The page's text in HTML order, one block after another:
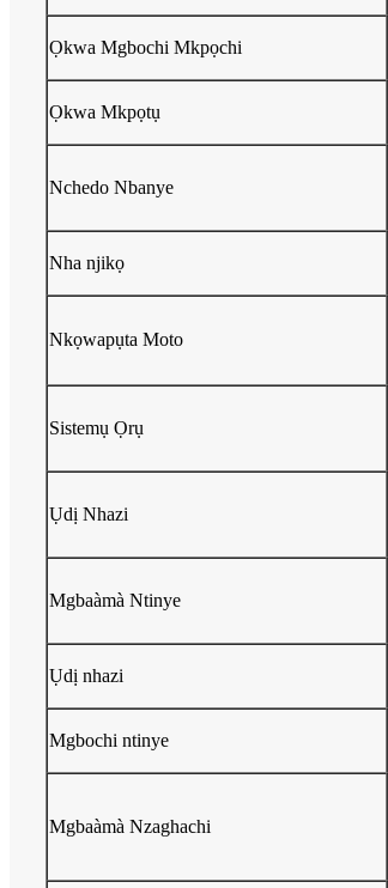
Ọkwa Mgbochi Mkpọchi
Ọkwa Mkpọtụ
Nchedo Nbanye
Nha njikọ
Nkọwapụta Moto
Sistemụ Ọrụ
Ụdị Nhazi
Mgbaàmà Ntinye
Ụdị nhazi
Mgbochi ntinye
Mgbaàmà Nzaghachi